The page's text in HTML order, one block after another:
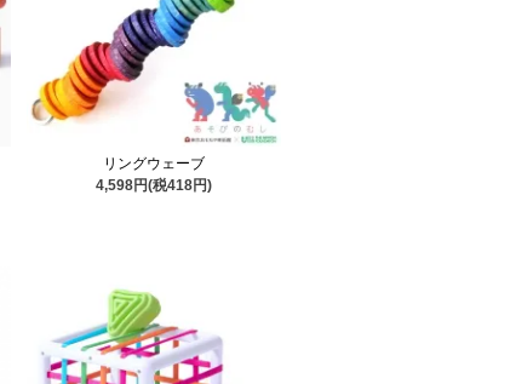
リングウェーブ
4,598円(税418円)